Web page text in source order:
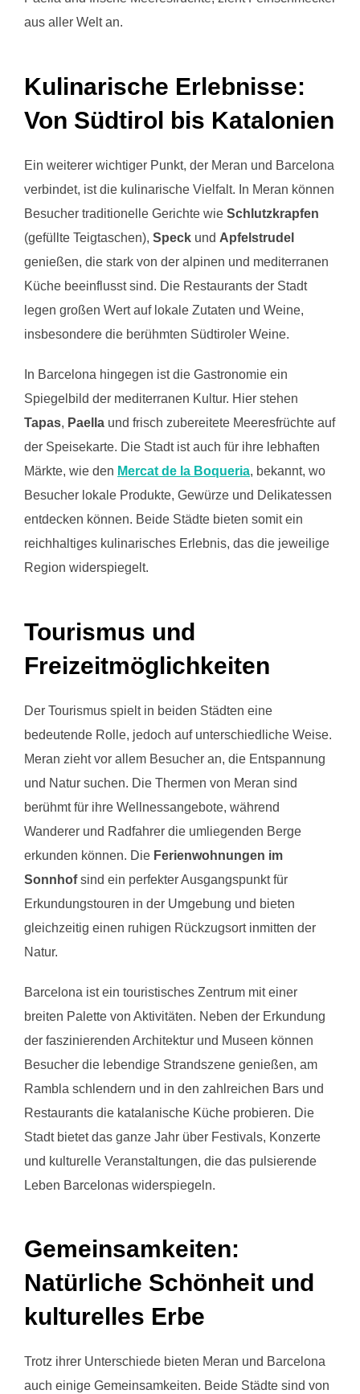
aus aller Welt an.
Kulinarische Erlebnisse:
Von Südtirol bis Katalonien
Ein weiterer wichtiger Punkt, der Meran und Barcelona
verbindet, ist die kulinarische Vielfalt. In Meran können
Besucher traditionelle Gerichte wie Schlutzkrapfen
(gefüllte Teigtaschen), Speck und Apfelstrudel
genießen, die stark von der alpinen und mediterranen
Küche beeinflusst sind. Die Restaurants der Stadt
legen großen Wert auf lokale Zutaten und Weine,
insbesondere die berühmten Südtiroler Weine.
In Barcelona hingegen ist die Gastronomie ein
Spiegelbild der mediterranen Kultur. Hier stehen
Tapas, Paella und frisch zubereitete Meeresfrüchte auf
der Speisekarte. Die Stadt ist auch für ihre lebhaften
Märkte, wie den Mercat de la Boqueria, bekannt, wo
Besucher lokale Produkte, Gewürze und Delikatessen
entdecken können. Beide Städte bieten somit ein
reichhaltiges kulinarisches Erlebnis, das die jeweilige
Region widerspiegelt.
Tourismus und
Freizeitmöglichkeiten
Der Tourismus spielt in beiden Städten eine
bedeutende Rolle, jedoch auf unterschiedliche Weise.
Meran zieht vor allem Besucher an, die Entspannung
und Natur suchen. Die Thermen von Meran sind
berühmt für ihre Wellnessangebote, während
Wanderer und Radfahrer die umliegenden Berge
erkunden können. Die Ferienwohnungen im
Sonnhofsind ein perfekter Ausgangspunkt für
Erkundungstouren in der Umgebung und bieten
gleichzeitig einen ruhigen Rückzugsort inmitten der
Natur.
Barcelona ist ein touristisches Zentrum mit einer
breiten Palette von Aktivitäten. Neben der Erkundung
der faszinierenden Architektur und Museen können
Besucher die lebendige Strandszene genießen, am
Rambla schlendern und in den zahlreichen Bars und
Restaurants die katalanische Küche probieren. Die
Stadt bietet das ganze Jahr über Festivals, Konzerte
und kulturelle Veranstaltungen, die das pulsierende
Leben Barcelonas widerspiegeln.
Gemeinsamkeiten:
Natürliche Schönheit und
kulturelles Erbe
Trotz ihrer Unterschiede bieten Meran und Barcelona
auch einige Gemeinsamkeiten. Beide Städte sind von